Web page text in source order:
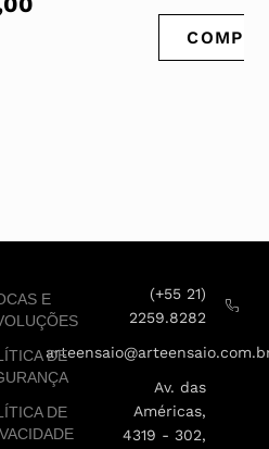
E
DE
DE
(+55 21)
2259.8282
Av. das
Américas,
4319 - 302,